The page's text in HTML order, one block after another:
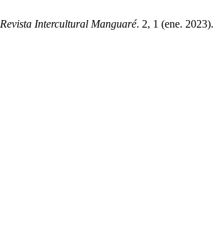
Revista Intercultural Manguaré. 2, 1 (ene. 2023).